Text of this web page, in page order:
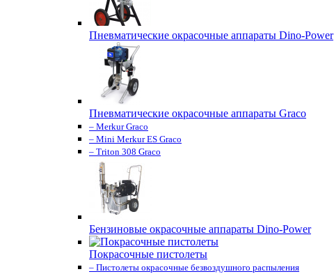
Пневматические окрасочные аппараты Dino-Power
Пневматические окрасочные аппараты Graco
– Merkur Graco
– Mini Merkur ES Graco
– Triton 308 Graco
Бензиновые окрасочные аппараты Dino-Power
Покрасочные пистолеты
– Пистолеты окрасочные безвоздушного распыления